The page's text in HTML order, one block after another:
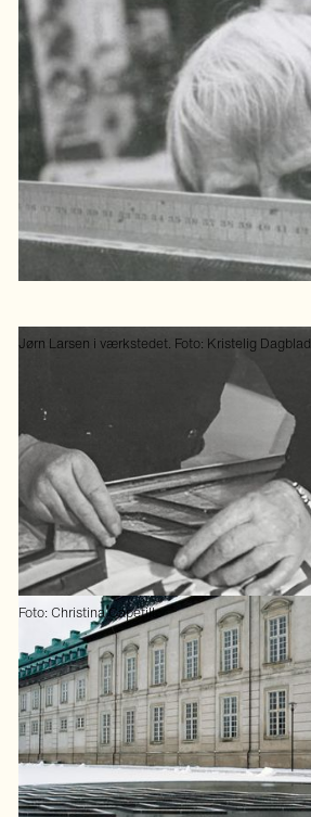
Jørn Larsen i værkstedet. Foto: Kristelig Dagblad
Foto: Christina Capetillo